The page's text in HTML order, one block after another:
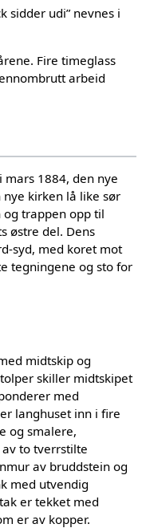
sidder udi” nevnes i
Fire timeglass
arbeid
1884, den nye
kirken lå like sør
trappen opp til
østre del. Dens
syd, med koret mot
tegningene og sto for
midtskip og
skiller midtskipet
med
langhuset inn i fire
og smalere,
to tverrstilte
av bruddstein og
med utvendig
er tekket med
er av kopper.